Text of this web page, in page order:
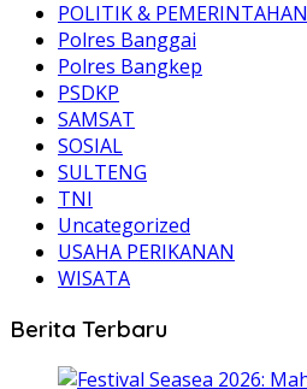
POLITIK & PEMERINTAHAN
Polres Banggai
Polres Bangkep
PSDKP
SAMSAT
SOSIAL
SULTENG
TNI
Uncategorized
USAHA PERIKANAN
WISATA
Berita Terbaru